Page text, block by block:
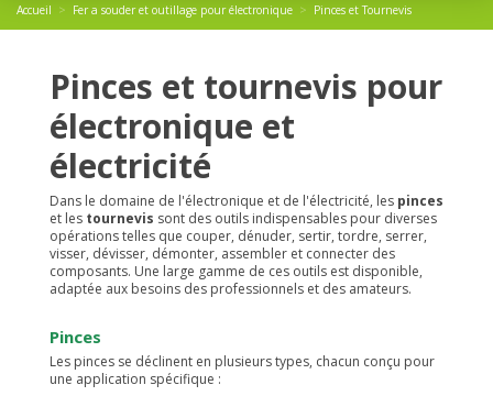
Accueil Fer a souder et outillage pour électronique Pinces et Tournevis
Pinces et tournevis pour
électronique et
électricité
Dans le domaine de l'électronique et de l'électricité, les pinces
et les tournevis sont des outils indispensables pour diverses
opérations telles que couper, dénuder, sertir, tordre, serrer,
visser, dévisser, démonter, assembler et connecter des
composants. Une large gamme de ces outils est disponible,
adaptée aux besoins des professionnels et des amateurs.
Pinces
Les pinces se déclinent en plusieurs types, chacun conçu pour
une application spécifique :